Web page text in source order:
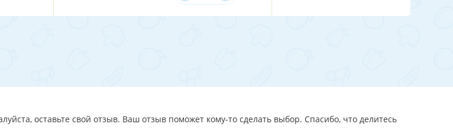
оставьте свой отзыв. Ваш отзыв поможет кому-то сделать выбор. Спасибо, что делитесь